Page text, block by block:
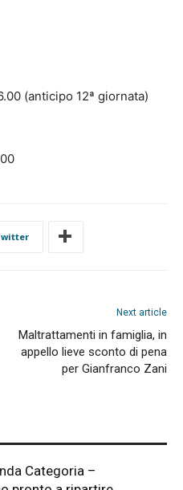
(anticipo 12ª giornata)
Next article
Maltrattamenti in famiglia, in
appello lieve sconto di pena
per Gianfranco Zani
Categoria –